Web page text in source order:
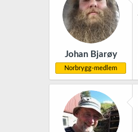
Johan Bjarøy
Norbrygg-medlem